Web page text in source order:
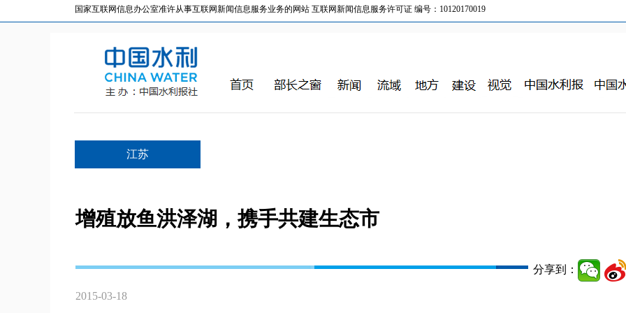
国家互联网信息办公室准许从事互联网新闻信息服务业务的网站 互联网新闻信息服务许可证 编号：10120170019
江苏
增殖放鱼洪泽湖，携手共建生态市
分享到：
2015-03-18